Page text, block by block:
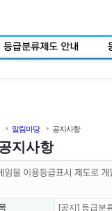
알림마당 공지사항
지사항
[공지] 등급분